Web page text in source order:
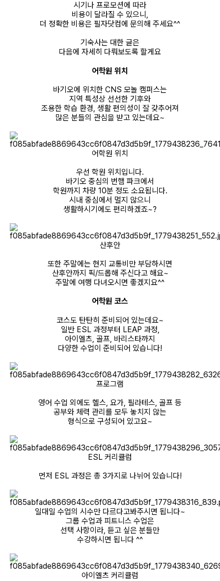
시기나 프로모션에 따라
비용이 달라질 수 있으니,
더 정확한 비용은 필자닷컴에 문의해 주세요^^
기숙사는 대한 글은
다음에 자세히 다뤄보도록 할게요
어학원 위치
바기오에 위치한 CNS 모놀 캠퍼스는
지역 특성상 선선한 기후와
조용한 학습 환경, 생활 편의성이 잘 갖추어져
많은 분들의 관심을 받고 있는데요~
어학원 위치
우선 학원 위치입니다.
바기오 중심의 번햄 파크에서
학원까지 차량 10분 정도 소요됩니다.
시내 중심에서 멀지 않으니
생활하시기에도 편리하겠죠~?
산후안
또한 주말에는 현지 교통비만 부담하시면
산후안까지 픽/드롭해 주신다고 해요~
주말에 여행 다녀오시면 좋겠지요^^
어학원 코스
코스도 탄탄히 준비되어 있는데요~
일반 ESL 과정부터 LEAP 과정,
아이엘츠, 골프, 바리스타까지
다양한 수업이 준비되어 있습니다!
프로그램
영어 수업 외에도 헬스, 요가, 필라테스, 골프 등
공부와 체력 관리를 모두 놓치지 않는
형식으로 구성되어 있고요~
ESL 커리큘럼
먼저 ESL 과정은 총 3가지로 나뉘어 있습니다!
일대일 수업의 시수만 다르다고봐주시면 됩니다~
그룹 수업과 피트니스 수업은
선택 사항이라, 듣고 싶은 분들만
수강하시면 됩니다 ^^
아이엘츠 커리큘럼